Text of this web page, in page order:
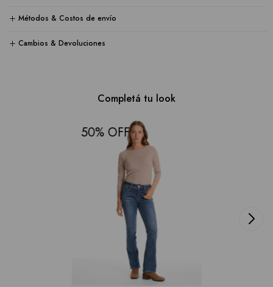
Métodos & Costos de envío
Cambios & Devoluciones
Completá tu look
50